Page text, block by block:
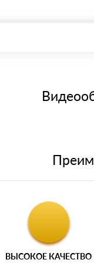
через
банковским картам
материала после
ВЫСОКОЕ КАЧЕСТВО